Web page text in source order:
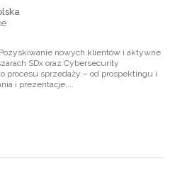
nowych klientów i aktywne
SDx oraz Cybersecurity
procesu sprzedaży – od prospektingu i
i prezentacje,...